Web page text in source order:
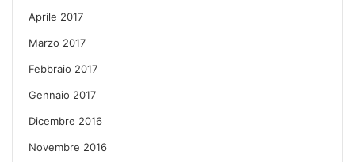
Aprile 2017
Marzo 2017
Febbraio 2017
Gennaio 2017
Dicembre 2016
Novembre 2016